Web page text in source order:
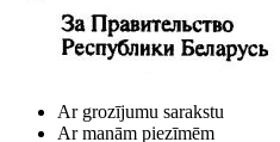
Ar grozījumu sarakstu
Ar manām piezīmēm